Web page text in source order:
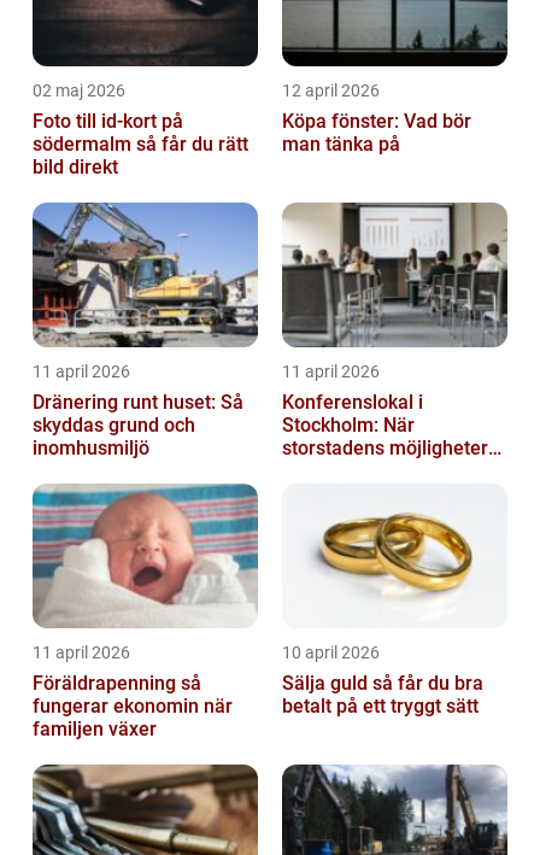
02 maj 2026
Foto till id-kort på
södermalm så får du rätt
bild direkt
12 april 2026
Köpa fönster: Vad bör
man tänka på
11 april 2026
Dränering runt huset: Så
skyddas grund och
inomhusmiljö
11 april 2026
Konferenslokal i
Stockholm: När
storstadens möjligheter
11 april 2026
Föräldrapenning så
fungerar ekonomin när
familjen växer
10 april 2026
Sälja guld så får du bra
betalt på ett tryggt sätt